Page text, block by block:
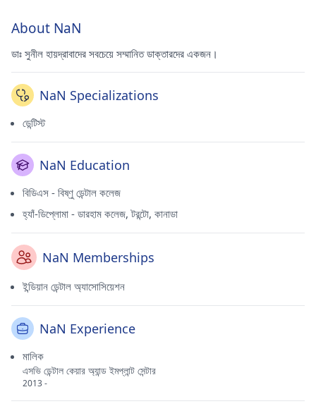
About NaN
ডাঃ সুনীল হায়দ্রাবাদের সবচেয়ে সম্মানিত ডাক্তারদের একজন।
NaN Specializations
ডেন্টিস্ট
NaN Education
বিডিএস - বিষ্ণু ডেন্টাল কলেজ
হ্যাঁ-ডিপ্লোমা - ডারহাম কলেজ, টরন্টো, কানাডা
NaN Memberships
ইন্ডিয়ান ডেন্টাল অ্যাসোসিয়েশন
NaN Experience
মালিক
এসভি ডেন্টাল কেয়ার অ্যান্ড ইমপ্লান্ট সেন্টার
2013 -